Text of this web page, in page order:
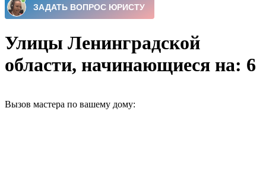
Улицы Ленинградской
области, начинающиеся на: 6
Вызов мастера по вашему дому: